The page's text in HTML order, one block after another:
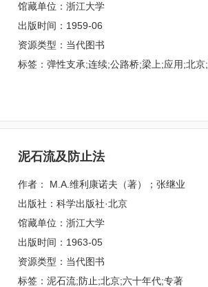
馆藏单位：浙江大学
出版时间：1959-06
资源类型：当代图书
标签：弹性支承;连续;公路桥;梁上;应用;北
泥石流及防止法
作者： M.A.维利康诺夫（著）；张继业
出版社：科学出版社·北京
馆藏单位：浙江大学
出版时间：1963-05
资源类型：当代图书
标签：泥石流;防止;北京;六十年代;专著